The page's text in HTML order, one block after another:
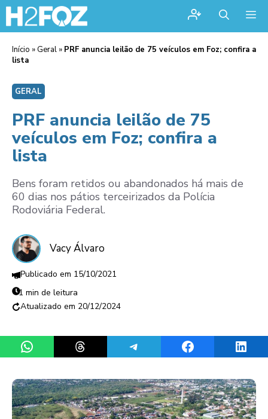
Início » Geral » PRF anuncia leilão de 75 veículos em Foz; confira a
lista
GERAL
PRF anuncia leilão de 75
veículos em Foz; confira a
lista
Bens foram retidos ou abandonados há mais de
60 dias nos pátios terceirizados da Polícia
Rodoviária Federal.
Vacy Álvaro
15/10/2021
1 min de leitura
20/12/2024
Share on WhatsAppShare on ThreadsShare on TelegramShare on Facebook